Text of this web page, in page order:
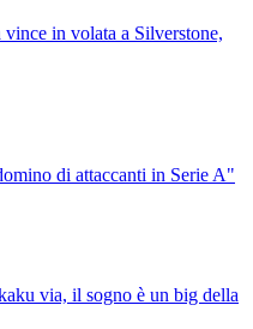
in volata a Silverstone,
di attaccanti in Serie A"
via, il sogno è un big della